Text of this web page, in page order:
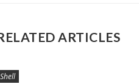
ARTICLES
Shell